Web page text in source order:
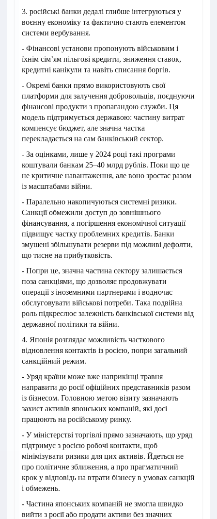
3. російські банки дедалі глибше інтегруються у
воєнну економіку та фактично стають елементом
системи вербування.
- Фінансові установи пропонують військовим і
їхнім сім’ям пільгові кредити, зниження ставок,
кредитні канікули та навіть списання боргів.
- Окремі банки прямо використовують свої
платформи для залучення добровольців, поєднуючи
фінансові продукти з пропагандою служби. Ця
модель підтримується державою: частину витрат
компенсує бюджет, але значна частка
перекладається на сам банківський сектор.
- За оцінками, лише у 2024 році такі програми
коштували банкам 25–40 млрд рублів. Поки що це
не критичне навантаження, але воно зростає разом
із масштабами війни.
- Паралельно накопичуються системні ризики.
Санкції обмежили доступ до зовнішнього
фінансування, а погіршення економічної ситуації
підвищує частку проблемних кредитів. Банки
змушені збільшувати резерви під можливі дефолти,
що тисне на прибутковість.
- Попри це, значна частина сектору залишається
поза санкціями, що дозволяє продовжувати
операції з іноземними партнерами і водночас
обслуговувати військові потреби. Така подвійна
роль підкреслює залежність банківської системи від
державної політики та війни.
4. Японія розглядає можливість часткового
відновлення контактів із росією, попри загальний
санкційний режим.
- Уряд країни може вже наприкінці травня
направити до росії офіційних представників разом
із бізнесом. Головною метою візиту зазначають
захист активів японських компаній, які досі
працюють на російському ринку.
- У міністерстві торгівлі прямо зазначають, що уряд
підтримує з росією робочі контакти, щоб
мінімізувати ризики для цих активів. Йдеться не
про політичне зближення, а про прагматичний
крок у відповідь на втрати бізнесу в умовах санкцій
і обмежень.
- Частина японських компаній не змогла швидко
вийти з росії або продати активи без значних